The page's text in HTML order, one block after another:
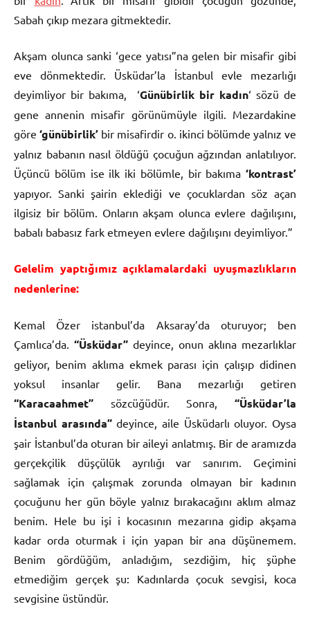
Sabah çıkıp mezara gitmektedir.
Akşam olunca sanki ‘gece yatısı”na gelen bir misafir gibi
eve dönmektedir. Üsküdar’la İstanbul evle mezarlığı
deyimliyor bir bakıma, ‘Günübirlik bir kadın‘ sözü de
gene annenin misafir görünümüyle ilgili. Mezardakine
göre‘günübirlik’ bir misafirdir o. ikinci bölümde yalnız ve
yalnız babanın nasıl öldüğü çocuğun ağzından anlatılıyor.
Üçüncü bölüm ise ilk iki bölümle, bir bakıma ‘kontrast’
yapıyor. Sanki şairin eklediği ve çocuklardan söz açan
ilgisiz bir bölüm. Onların akşam olunca evlere dağılışını,
babalı babasız fark etmeyen evlere dağılışını deyimliyor.”
Gelelim yaptığımız açıklamalardaki uyuşmazlıkların
nedenlerine:
Kemal Özer istanbul’da Aksaray’da oturuyor; ben
Çamlıca’da. “Üsküdar” deyince, onun aklına mezarlıklar
geliyor, benim aklıma ekmek parası için çalışıp didinen
yoksul insanlar gelir. Bana mezarlığı getiren
“Karacaahmet” sözcüğüdür. Sonra, “Üsküdar’la
İstanbul arasında”deyince, aile Üsküdarlı oluyor. Oysa
şair İstanbul’da oturan bir aileyi anlatmış. Bir de aramızda
gerçekçilik düşçülük ayrılığı var sanırım. Geçimini
sağlamak için çalışmak zorunda olmayan bir kadının
çocuğunu her gün böyle yalnız bırakacağını aklım almaz
benim. Hele bu işi i kocasının mezarına gidip akşama
kadar orda oturmak i için yapan bir ana düşünemem.
Benim gördüğüm, anladığım, sezdiğim, hiç şüphe
etmediğim gerçek şu: Kadınlarda çocuk sevgisi, koca
sevgisine üstündür.